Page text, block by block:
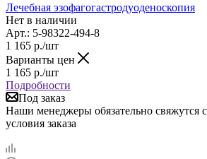
Лечебная эзофагогастродуоденоскопия
Нет в наличии
Арт.: 5-98322-494-8
1 165 р./шт
Варианты цен
1 165 р./шт
Подробности
Под заказ
Наши менеджеры обязательно свяжутся
условия заказа